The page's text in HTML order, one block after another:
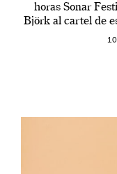
horas Sonar
Björk al cartel de
en una de